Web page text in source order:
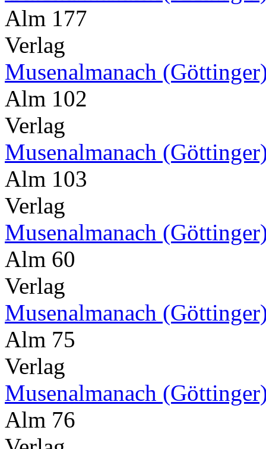
Alm 177
Verlag
Musenalmanach
Alm 102
Verlag
Musenalmanach
Alm 103
Verlag
Musenalmanach
Alm 60
Verlag
Musenalmanach
Alm 75
Verlag
Musenalmanach
Alm 76